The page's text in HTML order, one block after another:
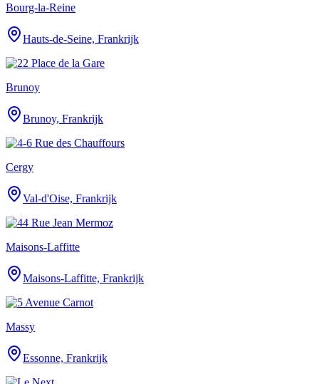
Bourg-la-Reine
Hauts-de-Seine, Frankrijk
Brunoy
Brunoy, Frankrijk
Cergy
Val-d'Oise, Frankrijk
Maisons-Laffitte
Maisons-Laffitte, Frankrijk
Massy
Essonne, Frankrijk